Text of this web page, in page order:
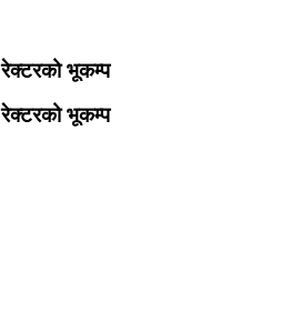
भूकम्प
भूकम्प